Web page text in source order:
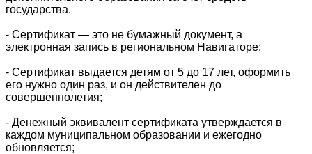
государства.
- Сертификат — это не бумажный документ, а
электронная запись в региональном Навигаторе;
- Сертификат выдается детям от 5 до 17 лет, оформить
его нужно один раз, и он действителен до
совершеннолетия;
- Денежный эквивалент сертификата утверждается в
каждом муниципальном образовании и ежегодно
обновляется;